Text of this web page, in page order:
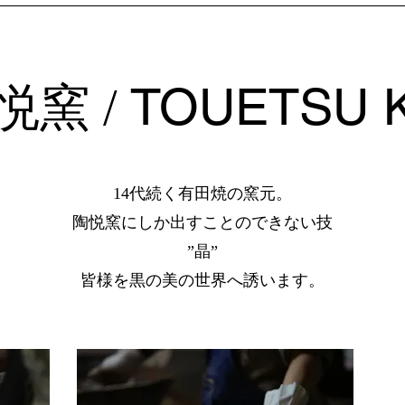
窯 / TOUETSU
14代続く有田焼の窯元。
​陶悦窯にしか出すことのできない技
”晶”
皆様を黒の美の世界へ誘います。